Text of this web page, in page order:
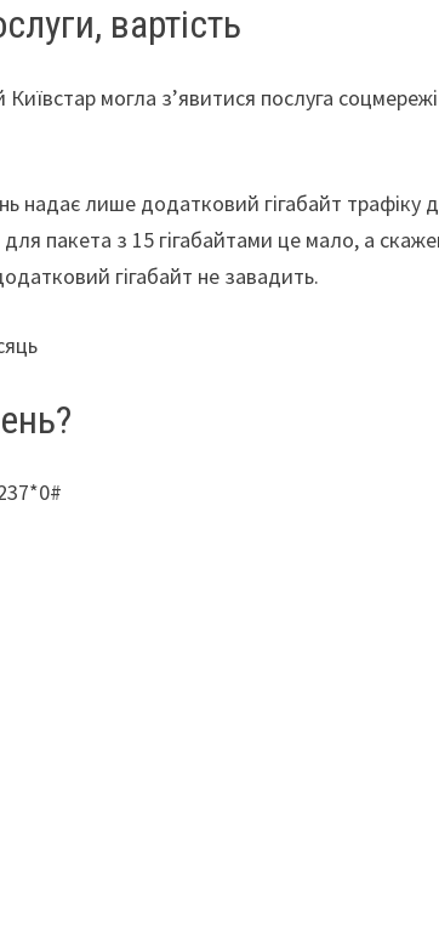
вартість
могла з’явитися послуга
надає лише додатковий гігабайт трафіку
пакета з 15 гігабайтами це мало, а
гігабайт не завадить.